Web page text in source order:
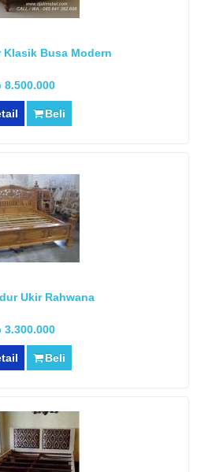
Klasik Busa Modern
8.500.000
Beli
Ukir Rahwana
3.300.000
Beli